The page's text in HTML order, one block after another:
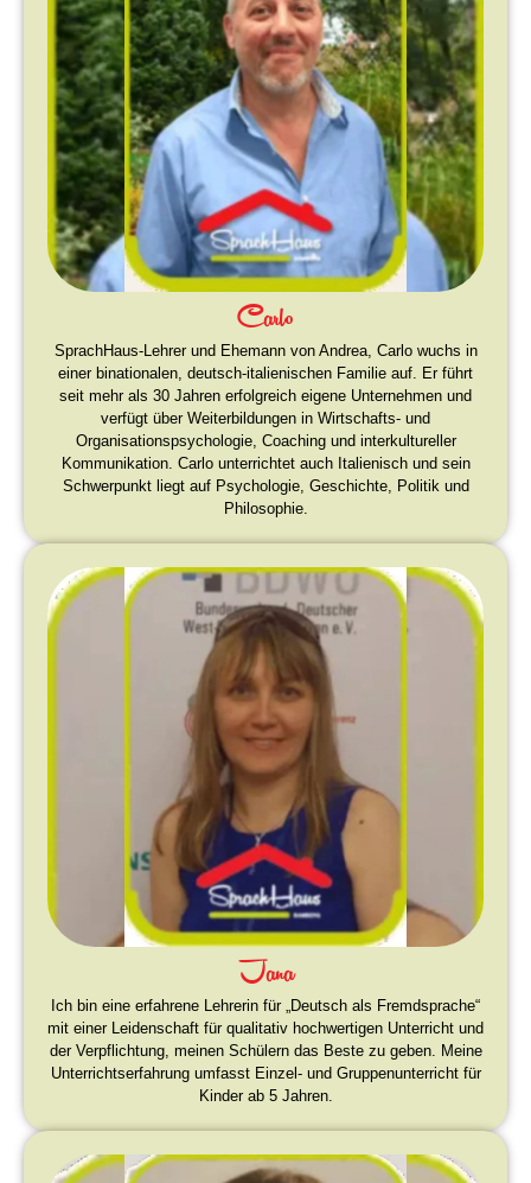
Carlo
SprachHaus-Lehrer und Ehemann von Andrea, Carlo wuchs in
einer binationalen, deutsch-italienischen Familie auf. Er führt
seit mehr als 30 Jahren erfolgreich eigene Unternehmen und
verfügt über Weiterbildungen in Wirtschafts- und
Organisationspsychologie, Coaching und interkultureller
Kommunikation. Carlo unterrichtet auch Italienisch und sein
Schwerpunkt liegt auf Psychologie, Geschichte, Politik und
Philosophie.
Jana
Ich bin eine erfahrene Lehrerin für „Deutsch als Fremdsprache“
mit einer Leidenschaft für qualitativ hochwertigen Unterricht und
der Verpflichtung, meinen Schülern das Beste zu geben. Meine
Unterrichtserfahrung umfasst Einzel- und Gruppenunterricht für
Kinder ab 5 Jahren.